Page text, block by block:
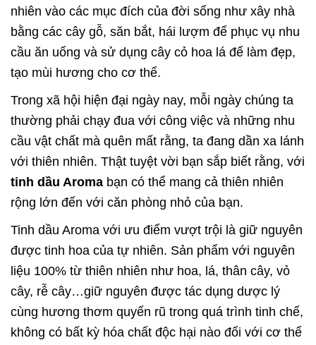
nhiên vào các mục đích của đời sống như xây nhà
bằng các cây gỗ, săn bắt, hái lượm để phục vụ nhu
cầu ăn uống và sử dụng cây cỏ hoa lá để làm đẹp,
tạo mùi hương cho cơ thể.
Trong xã hội hiện đại ngày nay, mỗi ngày chúng ta
thường phải chạy đua với công việc và những nhu
cầu vật chất mà quên mất rằng, ta đang dần xa lánh
với thiên nhiên. Thật tuyệt vời bạn sắp biết rằng, với
tinh dầu Aroma bạn có thể mang cả thiên nhiên
rộng lớn đến với căn phòng nhỏ của bạn.
Tinh dầu Aroma với ưu điểm vượt trội là giữ nguyên
được tinh hoa của tự nhiên. Sản phẩm với nguyên
liệu 100% từ thiên nhiên như hoa, lá, thân cây, vỏ
cây, rễ cây…giữ nguyên được tác dụng dược lý
cùng hương thơm quyến rũ trong quá trình tinh chế,
không có bất kỳ hóa chất độc hại nào đối với cơ thể